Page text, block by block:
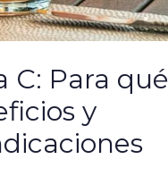
C: Para
y